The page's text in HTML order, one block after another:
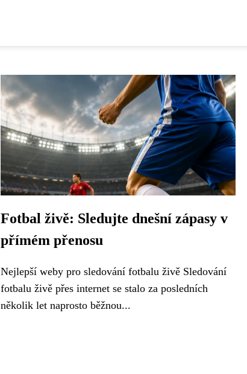
Fotbal živě: Sledujte dnešní zápasy v
přímém přenosu
Nejlepší weby pro sledování fotbalu živě Sledování
fotbalu živě přes internet se stalo za posledních
několik let naprosto běžnou...